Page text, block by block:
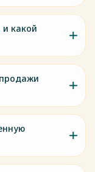
и какой